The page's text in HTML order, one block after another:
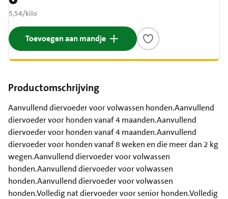
€ 5,54 per kilo
5,54/kilo
Toevoegen aan mandje
Productomschrijving
Aanvullend diervoeder voor volwassen honden.Aanvullend
diervoeder voor honden vanaf 4 maanden.Aanvullend
diervoeder voor honden vanaf 4 maanden.Aanvullend
diervoeder voor honden vanaf 8 weken en die meer dan 2 kg
wegen.Aanvullend diervoeder voor volwassen
honden.Aanvullend diervoeder voor volwassen
honden.Aanvullend diervoeder voor volwassen
honden.Volledig nat diervoeder voor senior honden.Volledig